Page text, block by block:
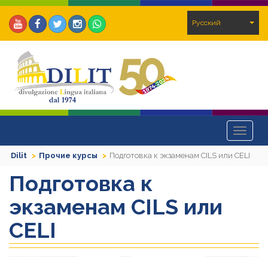
Pусский
Toggle
Dilit
Прочие курсы Подготовка к экзаменам CILS или CELI
Подготовка к
экзаменам CILS или
CELI